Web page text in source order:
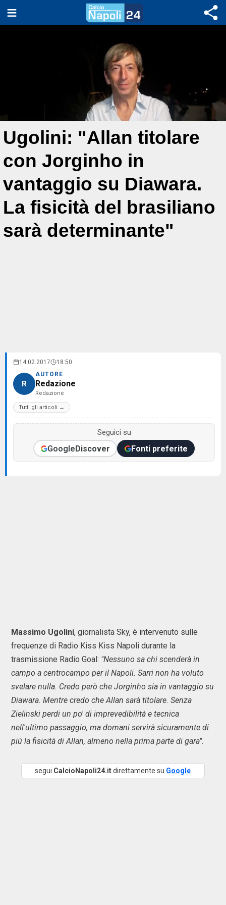
Ugolini: "Allan titolare
con Jorginho in
vantaggio su Diawara.
La fisicità del brasiliano
sarà determinante"
14.02.2017 18:50
R
AUTORE
Redazione
Redazione
Tutti gli articoli →
Seguici su
GoogleDiscover Fonti preferite
Massimo Ugolini, giornalista Sky, è intervenuto sulle
frequenze di Radio Kiss Kiss Napoli durante la
trasmissione Radio Goal: "Nessuno sa chi scenderà in
campo a centrocampo per il Napoli. Sarri non ha voluto
svelare nulla. Credo però che Jorginho sia in vantaggio su
Diawara. Mentre credo che Allan sarà titolare. Senza
Zielinski perdi un po' di imprevedibilità e tecnica
nell'ultimo passaggio, ma domani servirà sicuramente di
più la fisicità di Allan, almeno nella prima parte di gara".
segui CalcioNapoli24.itdirettamente su Google